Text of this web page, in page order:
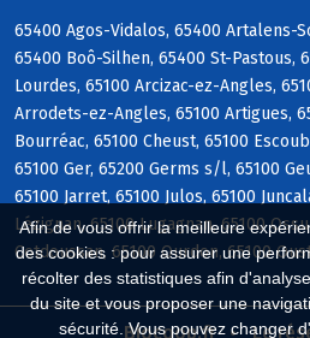
Afin de vous offrir la meilleure
des cookies : pour assurer une
récolter des statistiques afin
du site et vous proposer une
sécurité. Vous pouvez changer
65400 Agos-Vidalos, 65400 Artalens-
65400 Boô-Silhen, 65400 St-Pastous,
Lourdes, 65100 Arcizac-ez-Angles,
Arrodets-ez-Angles, 65100 Artigues,
Bourréac, 65100 Cheust, 65100
65100 Ger, 65200 Germs s/l, 65100
65100 Jarret, 65100 Julos, 65100
Lézignan, 65100 Lugagnan, 65100
Cotdoussan, 65100 Ourdon, 65100
Biocoop.fr Le